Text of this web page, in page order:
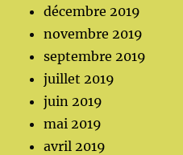
décembre 2019
novembre 2019
septembre 2019
juillet 2019
juin 2019
mai 2019
avril 2019